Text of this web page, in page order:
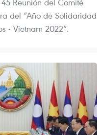
Reunión del Comité
del “Año de Solidaridad
- Vietnam 2022”.